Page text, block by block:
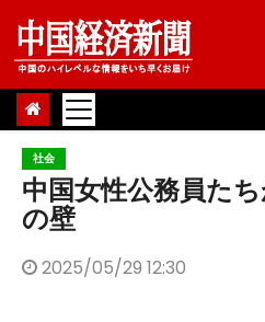
Skip
content
社会
中国女性公務員た
の壁
2025/05/29 12:30